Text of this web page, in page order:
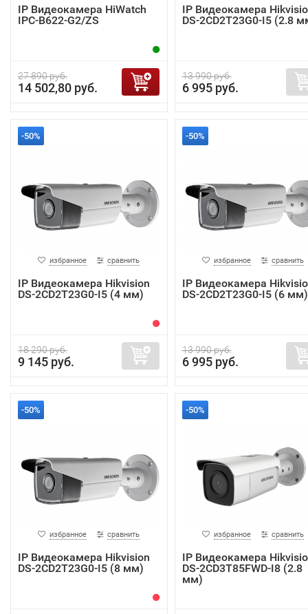
IP Видеокамера HiWatch
IPC-B622-G2/ZS
27 890 руб.
14 502,80 руб.
IP Видеокамера
DS-2CD2T23G0-I5 (2.8
13 990 руб.
6 995 руб.
-50%
избранное сравнить
IP Видеокамера Hikvision
DS-2CD2T23G0-I5 (4 мм)
18 290 руб.
9 145 руб.
-50%
избранное сравнить
IP Видеокамера
DS-2CD2T23G0-I5 (6 мм)
13 990 руб.
6 995 руб.
-50%
избранное сравнить
IP Видеокамера Hikvision
DS-2CD2T23G0-I5 (8 мм)
-50%
избранное сравнить
IP Видеокамера
DS-2CD3T85FWD-I8 (2.8
мм)